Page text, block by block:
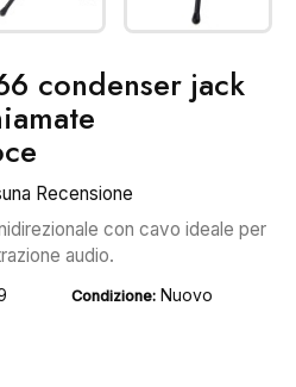
condenser jack
Recensione
con cavo ideale per
audio.
Condizione: Nuovo